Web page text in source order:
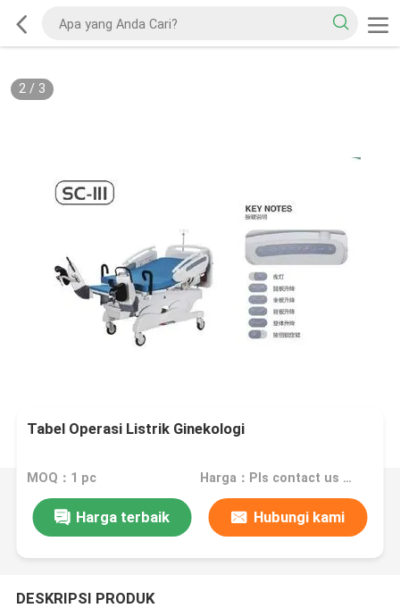
2/ 3
Tabel Operasi Listrik Ginekologi
MOQ：1 pc Harga：Pls contact us for the price
Harga terbaik Hubungi kami
DESKRIPSI PRODUK